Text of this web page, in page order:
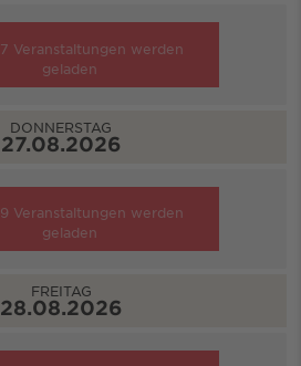
7 Veranstaltungen werden
geladen
DONNERSTAG
27.08.2026
9 Veranstaltungen werden
geladen
FREITAG
28.08.2026